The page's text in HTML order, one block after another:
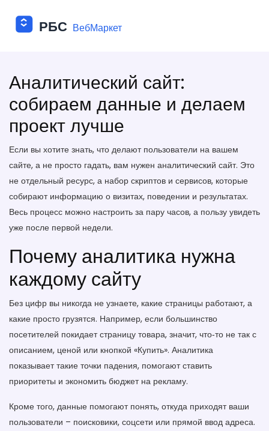
Аналитический сайт:
собираем данные и делаем
проект лучше
Если вы хотите знать, что делают пользователи на вашем
сайте, а не просто гадать, вам нужен аналитический сайт. Это
не отдельный ресурс, а набор скриптов и сервисов, которые
собирают информацию о визитах, поведении и результатах.
Весь процесс можно настроить за пару часов, а пользу увидеть
уже после первой недели.
Почему аналитика нужна
каждому сайту
Без цифр вы никогда не узнаете, какие страницы работают, а
какие просто грузятся. Например, если большинство
посетителей покидает страницу товара, значит, что‑то не так с
описанием, ценой или кнопкой «Купить». Аналитика
показывает такие точки падения, помогают ставить
приоритеты и экономить бюджет на рекламу.
Кроме того, данные помогают понять, откуда приходят ваши
пользователи – поисковики, соцсети или прямой ввод адреса.